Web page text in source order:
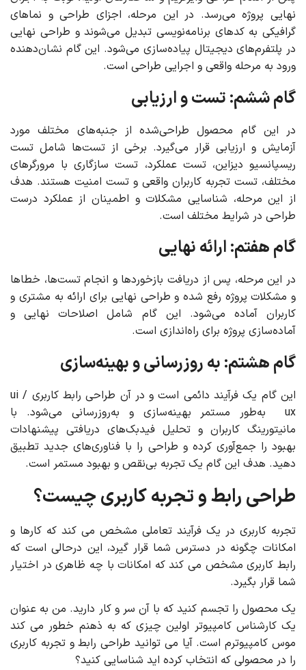
نهایی پروژه می‌رسد. در این مرحله، اجزای طراحی و نماهای
گرافیکی به کدهای برنامه‌نویسی تبدیل می‌شوند و طراحی نهایی
در پلتفرم‌های دیجیتال پیاده‌سازی می‌شود. این گام نشان‌دهنده
ورود به مرحله واقعی و اجرایی طراحی است.
گام ششم: تست و ارزیابی
در این گام محصول طراحی‌شده از جنبه‌های مختلف مورد
آزمایش و ارزیابی قرار می‌گیرد. برخی از تست‌ها شامل تست
ریسپانسیو دیزاین، تست عملکرد، تست سازگاری با مرورگرهای
مختلف، تست تجربه کاربران واقعی و تست امنیت هستند. هدف
از این مرحله، شناسایی مشکلات و اطمینان از عملکرد درست
طراحی در شرایط مختلف است.
گام هفتم: ارائه نهایی
در این مرحله، پس از دریافت بازخوردها و انجام تست‌ها، خطاها
و مشکلات پروژه رفع شده و طراحی نهایی برای ارائه به مشتری و
کاربران آماده می‌شود. این گام شامل اصلاحات نهایی و
آماده‌سازی پروژه برای راه‌اندازی است.
گام هشتم: به روزرسانی و بهینه‌سازی
این گام یک فرآیند دائمی است و در آن طراحی رابط کاربری ui /
ux به‌طور مستمر بهینه‌سازی و به‌روزرسانی می‌شود. با
مانیتورینگ کاربران و تحلیل فیدبک‌های دریافتی پیشنهادات
بهبود را جمع‌آوری کرده و طراحی را با فناوری‌های جدید تطبیق
دهید. هدف این گام یک تجربه بی‌نقص و بهبود مستمر است.
طراحی رابط و تجربه کاربری چیست؟
تجربه کاربری در یک فرآیند تعاملی مشخص می کند که کارها و
امکانات چگونه در دسترس شما قرار گیرد، این درحالی است که
رابط کاربری مشخص می کند که امکانات با چه ظاهری در اختیار
شما قرار بگیرد.
یک محصول را تجسم کنید که با آن سر و کار دارید. من به عنوان
یک کارشناس کامپیوتر اولین چیزی که به ذهنم خطور می کند
موس کامپیوترم است. آیا می توانید طراحی رابط و تجربه کاربری
را در محصولی که انتخاب کرده اید شناسایی کنید؟